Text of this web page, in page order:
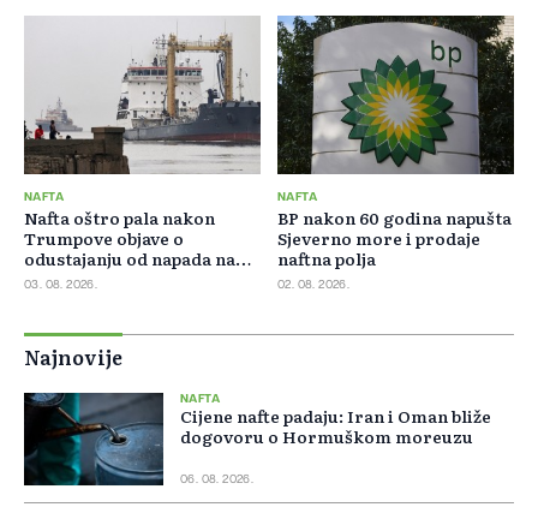
NAFTA
Nafta oštro pala nakon
Trumpove objave o
odustajanju od napada na
Iran
03. 08. 2026.
NAFTA
BP nakon 60 godina napušta
Sjeverno more i prodaje
naftna polja
02. 08. 2026.
Najnovije
NAFTA
Cijene nafte padaju: Iran i Oman bliže
dogovoru o Hormuškom moreuzu
06. 08. 2026.